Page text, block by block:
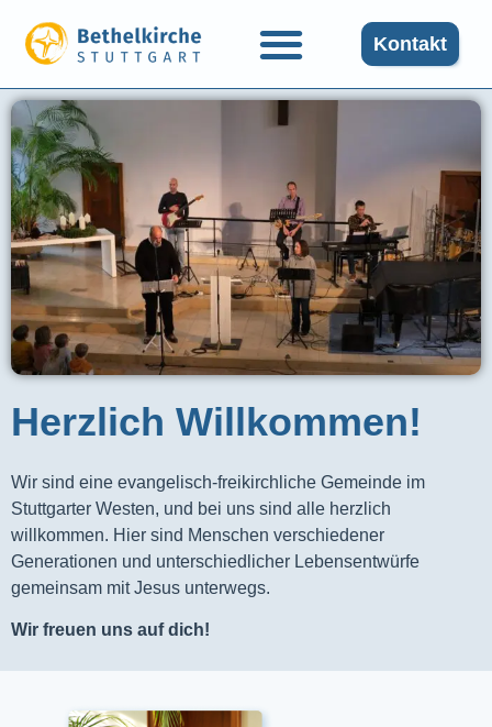
Kontakt
Herzlich Willkommen!
Wir sind eine evangelisch-freikirchliche Gemeinde im
Stuttgarter Westen, und bei uns sind alle herzlich
willkommen. Hier sind Menschen verschiedener
Generationen und unterschiedlicher Lebensentwürfe
gemeinsam mit Jesus unterwegs.
Wir freuen uns auf dich!